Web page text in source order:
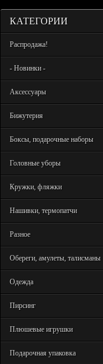
КАТЕГОРИИ
Распродажа!
- Новинки -
Аксессуары
Бижутерия
Боксы, подарочные наборы
Головные уборы
Кружки, фляжки
Нашивки, термопатчи
Разное
Обереги, амулеты, талисманы
Одежда
Пирсинг
Плюшевые игрушки
Подарочная упаковка